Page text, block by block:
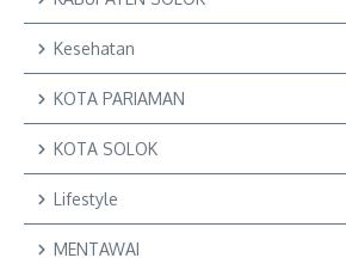
Kesehatan
KOTA PARIAMAN
KOTA SOLOK
Lifestyle
MENTAWAI